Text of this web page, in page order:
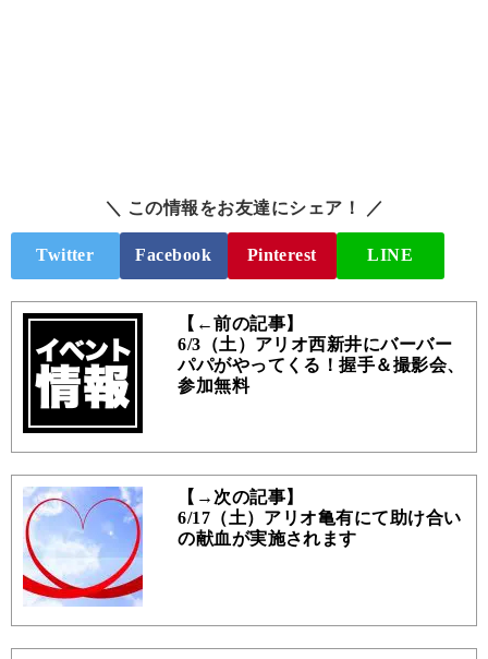
＼ この情報をお友達にシェア！ ／
Twitter Facebook Pinterest LINE
【←前の記事】
6/3（土）アリオ西新井にバーバー
パパがやってくる！握手＆撮影会、
参加無料
【→次の記事】
6/17（土）アリオ亀有にて助け合い
の献血が実施されます